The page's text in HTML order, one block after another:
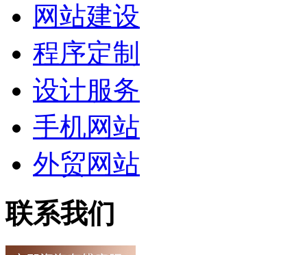
网站建设
程序定制
设计服务
手机网站
外贸网站
联系我们